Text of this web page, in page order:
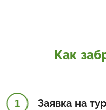
Как
1 Заявка на тур